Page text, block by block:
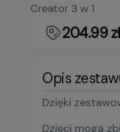
Creator 3 w 1
204.99 zł
Opis
Dzięki
Dzieci mogą